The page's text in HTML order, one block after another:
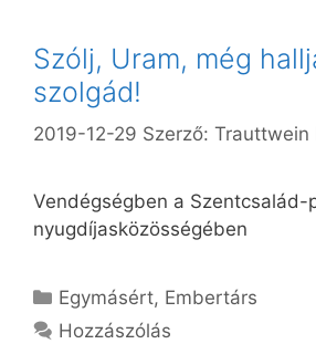
Szólj, Uram, még
szolgád!
2019-12-29 Szerző: Trauttwein
Vendégségben a Szentcsalád-
nyugdíjasközösségében
Kategória
Egymásért, Embertárs
Hozzászólás